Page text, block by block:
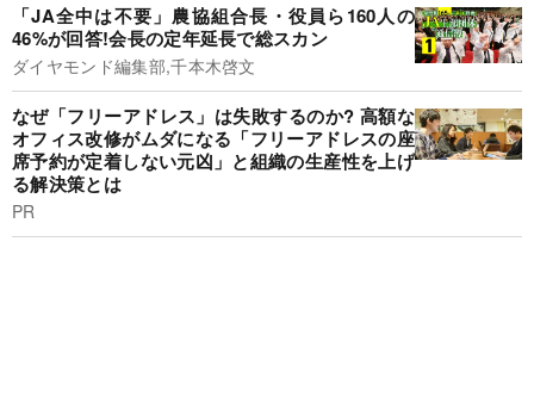
「JA全中は不要」農協組合長・役員ら160人の
46%が回答!会長の定年延長で総スカン
ダイヤモンド編集部,千本木啓文
なぜ「フリーアドレス」は失敗するのか? 高額な
オフィス改修がムダになる「フリーアドレスの座
席予約が定着しない元凶」と組織の生産性を上げ
る解決策とは
PR